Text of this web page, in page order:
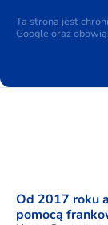
Ta strona jest
Google oraz
Od 2017 roku
pomocą